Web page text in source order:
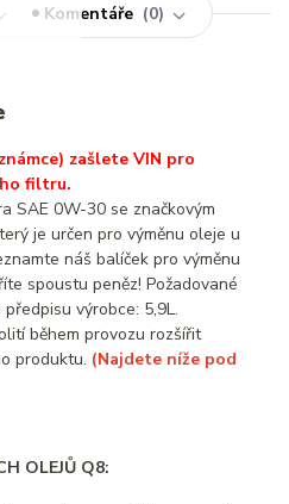
Komentáře 0
zašlete VIN pro
filtru.
SAE 0W-30 se značkovým
je určen pro výměnu oleje u
náš balíček pro výměnu
spoustu peněz! Požadované
výrobce: 5,9L.
během provozu rozšířit
produktu. (Najdete níže pod
OLEJŮ Q8: